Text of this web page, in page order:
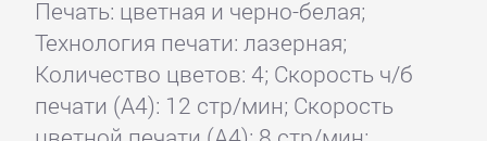
Печать: цветная и черно-белая;
Технология печати: лазерная;
Количество цветов: 4; Скорость ч/б
печати (А4): 12 стр/мин; Скорость